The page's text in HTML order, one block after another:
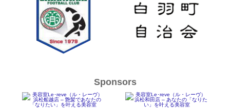
Sponsors